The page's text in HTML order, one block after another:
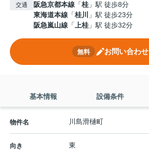
交通 阪急京都本線 「桂 」駅 徒歩8分
東海道本線 「桂川
」駅 徒歩23分
阪急嵐山線 「 上桂 」駅 徒歩32分
無料 お問い合わせ
基本情報 設備条件
物件名 川島滑樋町
向き 東